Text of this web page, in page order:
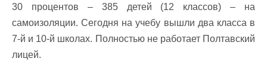
30 процентов – 385 детей (12 классов) – на
самоизоляции. Сегодня на учебу вышли два класса в
7-й и 10-й школах. Полностью не работает Полтавский
лицей.